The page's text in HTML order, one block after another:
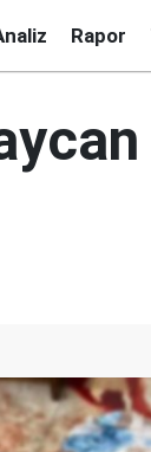
Rapor